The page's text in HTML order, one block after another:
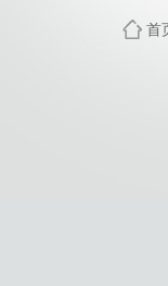
首